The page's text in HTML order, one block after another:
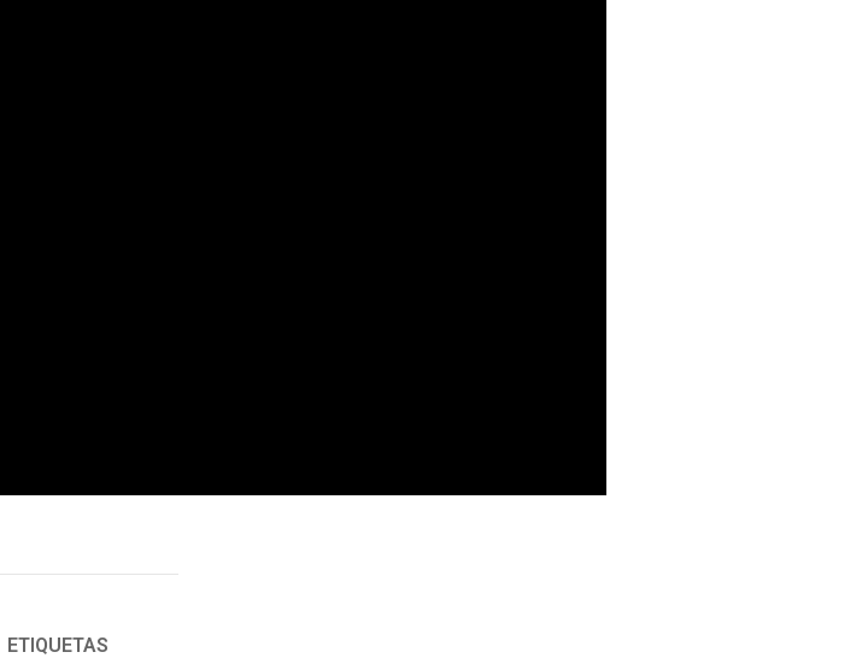
ETIQUETAS